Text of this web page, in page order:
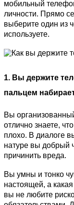
мобильный
личности. Прямо
выберите один из
используете.
1. Вы держите
пальцем
Вы
отлично знаете,
плохо. В диалоге
натуре вы добрый
причинить вреда.
Вы умны и тонко
настоящей, а
вы не любите